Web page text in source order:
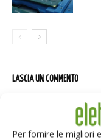
Per fornire le migliori
LASCIA UN COMMENTO